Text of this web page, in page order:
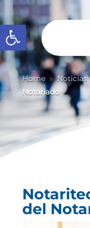
Abrir barra de
Home 9 Noticias
Notariado
del